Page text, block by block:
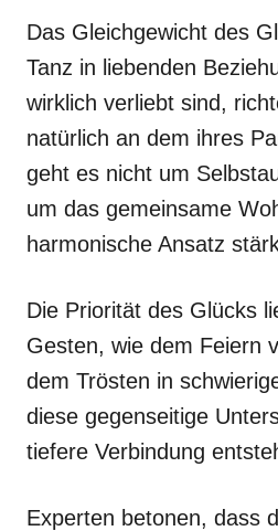
Das Gleichgewicht des
Tanz in liebenden
wirklich verliebt sind,
natürlich an dem ihres
geht es nicht um
um das gemeinsame
harmonische Ansatz
Die Priorität des Glücks
Gesten, wie dem Feiern
dem Trösten in
diese gegenseitige
tiefere Verbindung
Experten betonen, dass